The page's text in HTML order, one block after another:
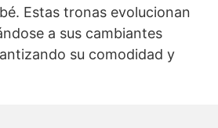
Estas tronas evolucionan
a sus cambiantes
su comodidad y